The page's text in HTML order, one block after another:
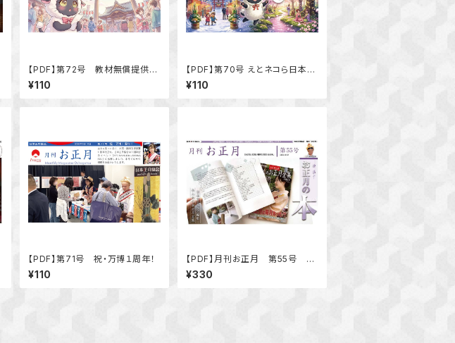
【PDF】第72号 教材無償提供開
始
¥110
【PDF】第70号 えとネコら日本縦
断計画
¥110
【PDF】第71号 祝・万博１周年！
¥110
【PDF】月刊お正月 第55号 特
集 お正月の本「お正月の本 み
んなのお正月全集」
¥330